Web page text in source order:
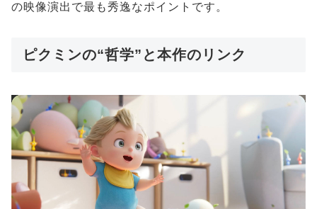
の映像演出で最も秀逸なポイントです。
ピクミンの“哲学”と本作のリンク